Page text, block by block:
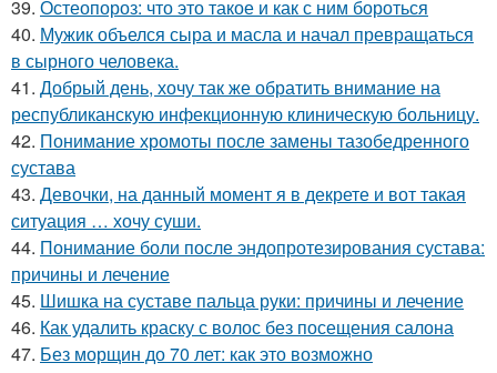
39. Остеопороз: что это такое и как с ним бороться
40. Мужик объелся сыра и масла и начал превращаться
в сырного человека.
41. Добрый день, хочу так же обратить внимание на
республиканскую инфекционную клиническую больницу.
42. Понимание хромоты после замены тазобедренного
сустава
43. Девочки, на данный момент я в декрете и вот такая
ситуация … хочу суши.
44. Понимание боли после эндопротезирования сустава:
причины и лечение
45. Шишка на суставе пальца руки: причины и лечение
46. Как удалить краску с волос без посещения салона
47. Без морщин до 70 лет: как это возможно